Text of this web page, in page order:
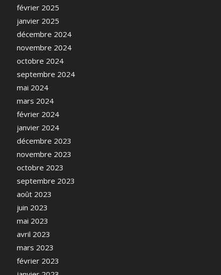
février 2025
janvier 2025
décembre 2024
novembre 2024
octobre 2024
septembre 2024
mai 2024
mars 2024
février 2024
janvier 2024
décembre 2023
novembre 2023
octobre 2023
septembre 2023
août 2023
juin 2023
mai 2023
avril 2023
mars 2023
février 2023